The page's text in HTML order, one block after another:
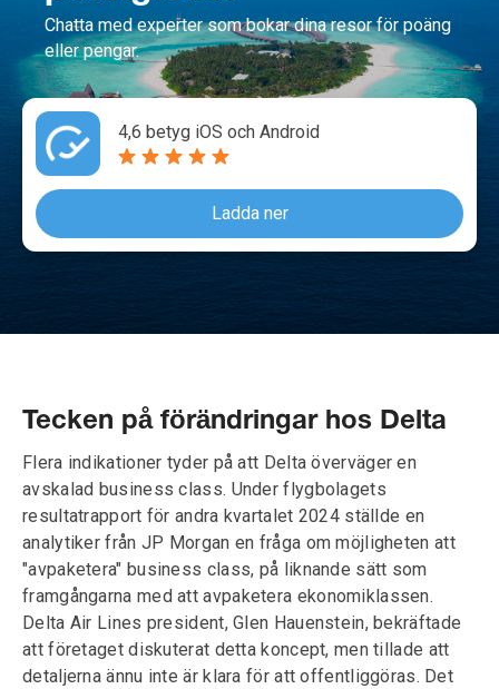
Chatta med experter som bokar dina resor för poäng
eller pengar.
4,6 betyg iOS och Android
Ladda ner
Tecken på förändringar hos Delta
Flera indikationer tyder på att Delta överväger en
avskalad business class. Under flygbolagets
resultatrapport för andra kvartalet 2024 ställde en
analytiker från JP Morgan en fråga om möjligheten att
"avpaketera" business class, på liknande sätt som
framgångarna med att avpaketera ekonomiklassen.
Delta Air Lines president, Glen Hauenstein, bekräftade
att företaget diskuterat detta koncept, men tillade att
detaljerna ännu inte är klara för att offentliggöras. Det